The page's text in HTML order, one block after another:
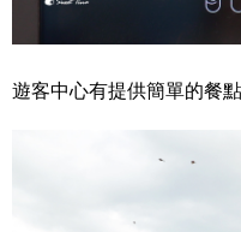
遊客中心有提供簡單的餐